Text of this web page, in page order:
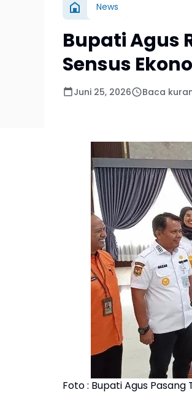
News
Bupati Agus
Sensus
Juni 25, 2026 Baca
Foto : Bupati Agus Pasang